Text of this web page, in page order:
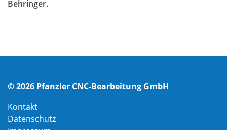
Behringer.
© 2026 Pfanzler CNC-Bearbeitung GmbH
Kontakt
Datenschutz